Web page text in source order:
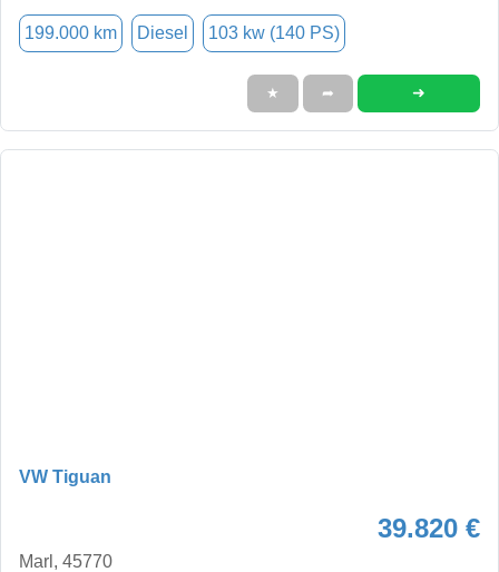
199.000 km Diesel 103 kw (140 PS)
★ ➦ ➜
VW Tiguan
39.820 €
Marl, 45770